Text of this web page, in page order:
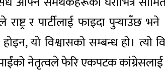
र पार्टीलाई फाइदा पुर्‍याउँछ
यो विश्वासको सम्बन्ध हो।
नेतृत्वले फेरि एकपटक